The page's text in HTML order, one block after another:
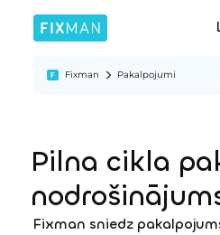
Fixman Pakalpojumi
Pilna cikla
Fixman sniedz